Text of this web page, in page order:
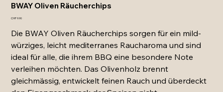
BWAY Oliven Räucherchips
Preis
CHF 9.90
Die BWAY Oliven Räucherchips sorgen für ein mild-
würziges, leicht mediterranes Raucharoma und sind
ideal für alle, die ihrem BBQ eine besondere Note
verleihen möchten. Das Olivenholz brennt
gleichmässig, entwickelt feinen Rauch und überdeckt